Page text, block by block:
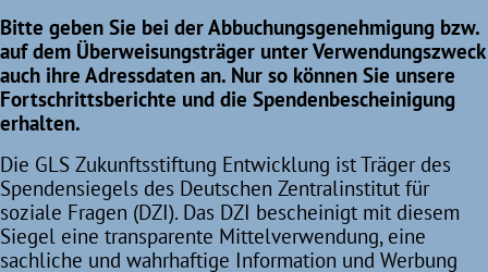
Bitte geben Sie bei der Abbuchungsgenehmigung bzw.
auf dem Überweisungsträger unter Verwendungszweck
auch ihre Adressdaten an. Nur so können Sie unsere
Fortschrittsberichte und die Spendenbescheinigung
erhalten.
Die GLS Zukunftsstiftung Entwicklung ist Träger des
Spendensiegels des Deutschen Zentralinstitut für
soziale Fragen (DZI). Das DZI bescheinigt mit diesem
Siegel eine transparente Mittelverwendung, eine
sachliche und wahrhaftige Information und Werbung